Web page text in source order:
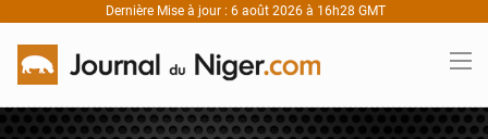
Dernière Mise à jour : 6 août 2026 à 16h28 GMT